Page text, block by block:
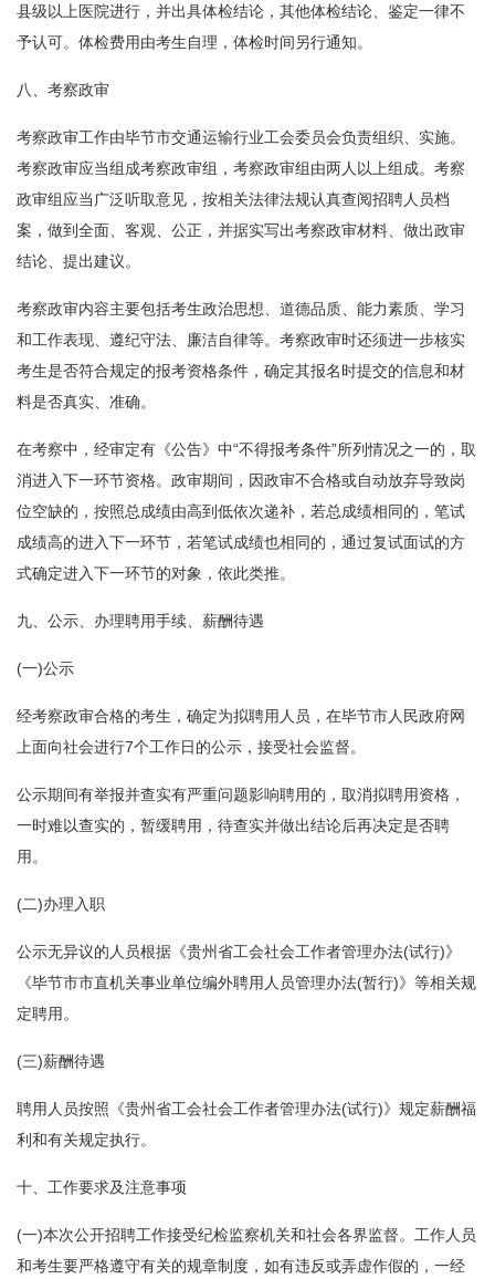
县级以上医院进行，并出具体检结论，其他体检结论、鉴定一律不
予认可。体检费用由考生自理，体检时间另行通知。
八、考察政审
考察政审工作由毕节市交通运输行业工会委员会负责组织、实施。
考察政审应当组成考察政审组，考察政审组由两人以上组成。考察
政审组应当广泛听取意见，按相关法律法规认真查阅招聘人员档
案，做到全面、客观、公正，并据实写出考察政审材料、做出政审
结论、提出建议。
考察政审内容主要包括考生政治思想、道德品质、能力素质、学习
和工作表现、遵纪守法、廉洁自律等。考察政审时还须进一步核实
考生是否符合规定的报考资格条件，确定其报名时提交的信息和材
料是否真实、准确。
在考察中，经审定有《公告》中“不得报考条件”所列情况之一的，取
消进入下一环节资格。政审期间，因政审不合格或自动放弃导致岗
位空缺的，按照总成绩由高到低依次递补，若总成绩相同的，笔试
成绩高的进入下一环节，若笔试成绩也相同的，通过复试面试的方
式确定进入下一环节的对象，依此类推。
九、公示、办理聘用手续、薪酬待遇
(一)公示
经考察政审合格的考生，确定为拟聘用人员，在毕节市人民政府网
上面向社会进行7个工作日的公示，接受社会监督。
公示期间有举报并查实有严重问题影响聘用的，取消拟聘用资格，
一时难以查实的，暂缓聘用，待查实并做出结论后再决定是否聘
用。
(二)办理入职
公示无异议的人员根据《贵州省工会社会工作者管理办法(试行)》
《毕节市市直机关事业单位编外聘用人员管理办法(暂行)》等相关规
定聘用。
(三)薪酬待遇
聘用人员按照《贵州省工会社会工作者管理办法(试行)》规定薪酬福
利和有关规定执行。
十、工作要求及注意事项
(一)本次公开招聘工作接受纪检监察机关和社会各界监督。工作人员
和考生要严格遵守有关的规章制度，如有违反或弄虚作假的，一经